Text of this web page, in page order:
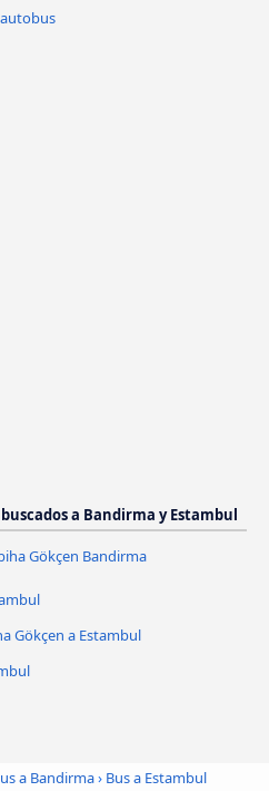
a Bandirma y Estambul
Gökçen Bandirma
Gökçen a Estambul
a Bandirma› Bus a Estambul